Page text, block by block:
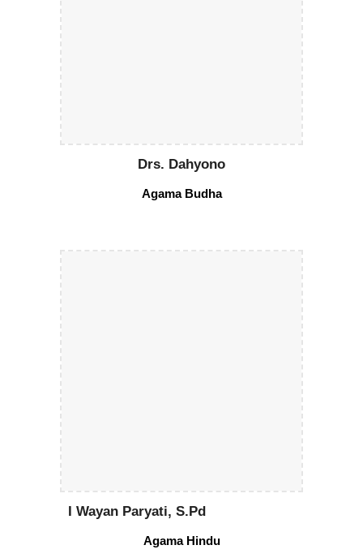
Drs. Dahyono
Agama Budha
I Wayan Paryati, S.Pd
AgamaHindu